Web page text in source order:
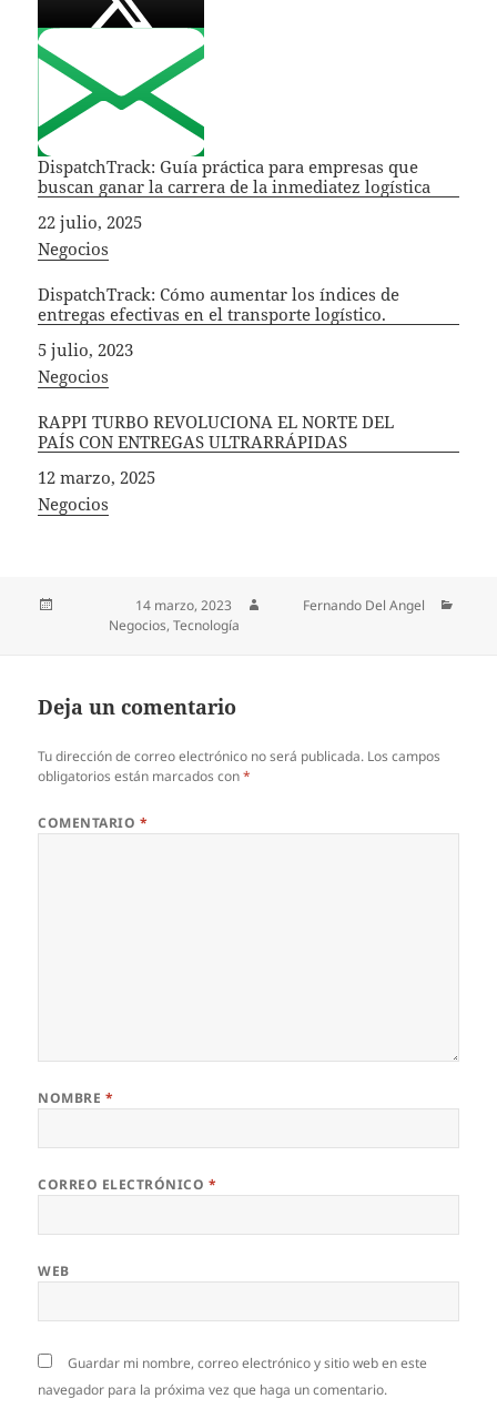
DispatchTrack: Guía práctica para empresas que
buscan ganar la carrera de la inmediatez logística
Fecha
22 julio, 2025
In relation to
Negocios
DispatchTrack: Cómo aumentar los índices de
entregas efectivas en el transporte logístico.
Fecha
5 julio, 2023
In relation to
Negocios
RAPPI TURBO REVOLUCIONA EL NORTE DEL
PAÍS CON ENTREGAS ULTRARRÁPIDAS
Fecha
12 marzo, 2025
In relation to
Negocios
14 marzo, 2023
Fernando Del Angel
Negocios,Tecnología
Deja un comentario
Tu dirección de correo electrónico no será publicada. Los campos
obligatorios están marcados con*
COMENTARIO *
NOMBRE *
CORREO ELECTRÓNICO *
WEB
Guardar mi nombre, correo electrónico y sitio web en este
navegador para la próxima vez que haga un comentario.